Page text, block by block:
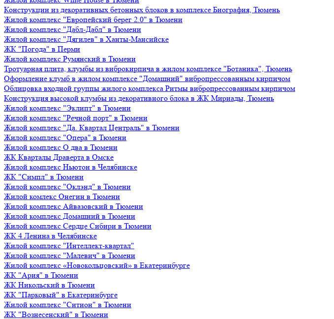
Конструкции из декоративных бетонных блоков в комплексе Биография, Тюмень
Жилой комплекс "Европейский берег 2.0" в Тюмени
Жилой комплекс "Дабл-Дабл" в Тюмени
Жилой комплекс "Дягилев" в Ханты-Мансийске
ЖК "Погода" в Перми
Жилой комплекс Румянский в Тюмени
Тротуарная плита, клумбы из виброкирпича в жилом комплексе "Ботаника", Тюмень
Оформление клумб в жилом комплексе "Домашний" вибропрессованным кирпичом
Облицовка входной группы жилого комплекса Ритмы вибропрессованным кирпичом
Конструкция высокой клумбы из декоративного блока в ЖК Мириады, Тюмень
Жилой комплекс "Эклипт" в Тюмени
Жилой комплекс "Речной порт" в Тюмени
Жилой комплекс "Да. Квартал Централь" в Тюмени
Жилой комплекс "Опера" в Тюмени
Жилой комплекс О два в Тюмени
ЖК Кварталы Драверта в Омске
Жилой комплекс Ньютон в Челябинске
ЖК "Симпл" в Тюмени
Жилой комплекс "Оклэнд" в Тюмени
Жилой комлекс Онегин в Тюмени
Жилой комплекс Айвазовский в Тюмени
Жилой комплекс Домашний в Тюмени
Жилой комплекс Сердце Сибири в Тюмени
ЖК 4 Ленина в Челябинске
Жилой комплекс "Интеллект-квартал"
Жилой комплекс "Малевич" в Тюмени
Жилой комплекс «Новокольцовский» в Екатеринбурге
ЖК "Ария" в Тюмени
ЖК Никольский в Тюмени
ЖК "Парковый" в Екатеринбурге
Жилой комплекс "Ситион" в Тюмени
ЖК "Вознесенский" в Тюмени